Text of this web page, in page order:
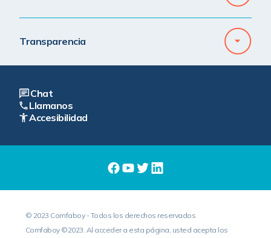
Transparencia
Chat
Llamanos
Accesibilidad
© 2023 Comfaboy - Todos los derechos reservados
Comfaboy ©2023. Al acceder a esta página, usted acepta los